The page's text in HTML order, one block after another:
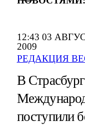
12:43 03
2009
РЕДАКЦИЯ
В
поступили